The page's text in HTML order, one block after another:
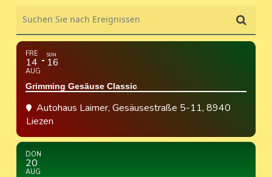
FRE
14
AUG
SON
16
Grimming Gesäuse Classic
Autohaus Laimer, Gesäusestraße 5-11, 8940
Liezen
DON
20
AUG